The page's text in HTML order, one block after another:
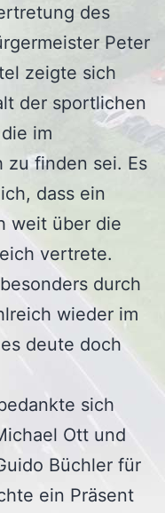
des
Peter
zeigte sich
der sportlichen
im
zu finden sei. Es
dass ein
weit über die
vertrete.
durch
wieder im
deute doch
sich
Ott und
Büchler für
ein Präsent